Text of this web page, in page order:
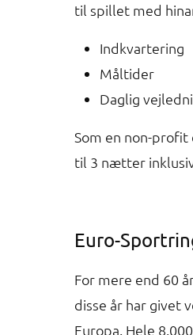
til spillet med
Indkvartering
Måltider
Daglig
Som en non-
til 3 nætter
Euro-
For mere end 60
disse år har givet
Europa. Hele